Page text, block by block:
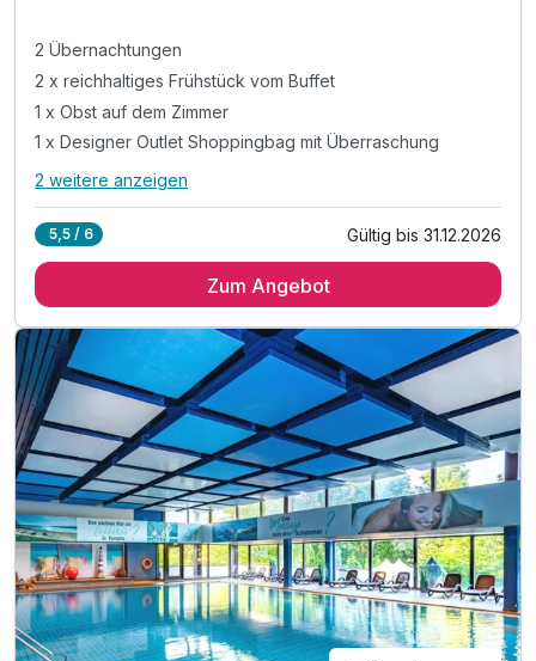
2 Übernachtungen
2 x reichhaltiges Frühstück vom Buffet
1 x Obst auf dem Zimmer
1 x Designer Outlet Shoppingbag mit Überraschung
Alle Inklusivleistungen
2 x reichhaltiges Frühstück vom Buffet
1 x Designer Outlet Shoppingbag mit Überraschung
inkl. Aktivzeit in unserem Fitnessraum
inkl. WLAN
2 weitere anzeigen
5,5 / 6 Gültig bis 31.12.2026
Zum Angebot